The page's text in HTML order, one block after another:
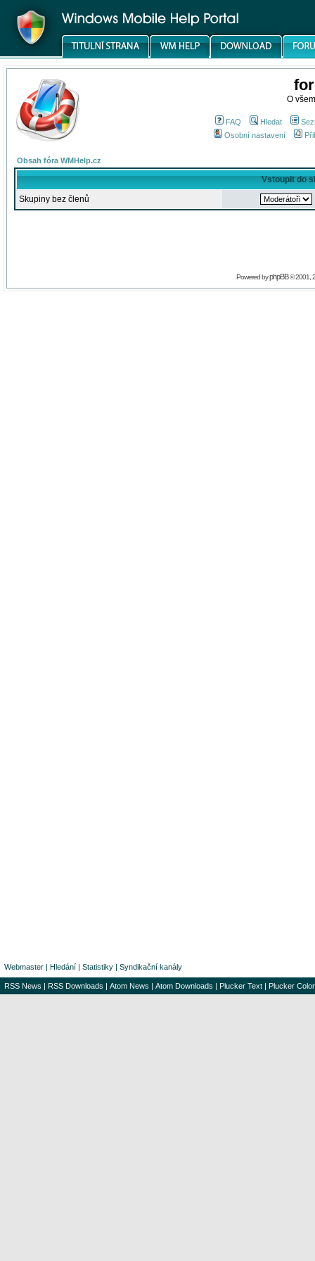
O
FAQ Hledat
Osobní nastavení
Obsah fóra WMHelp.cz
Vstoupit do
Skupiny bez členů
Powered byphpBB© 2001,
Webmaster | Hledání | Statistiky | Syndikační kanály
RSS News | RSS Downloads | Atom News | Atom Downloads | Plucker Text | Plucker Color